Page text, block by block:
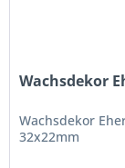
Wachsdekor
Wachsdekor
32x22mm